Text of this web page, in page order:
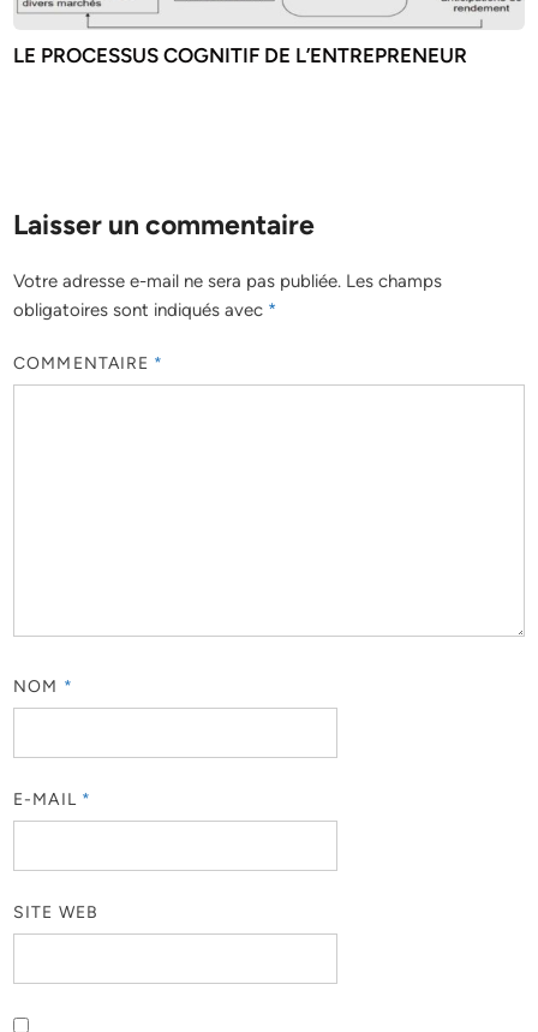
LE PROCESSUS COGNITIF DE L’ENTREPRENEUR
Laisser un commentaire
Votre adresse e-mail ne sera pas publiée. Les champs
obligatoires sont indiqués avec *
COMMENTAIRE *
NOM *
E-MAIL *
SITE WEB